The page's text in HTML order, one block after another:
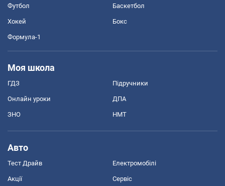
Футбол Баскетбол
Хокей Бокс
Формула-1
Моя школа
ГДЗ Підручники
Онлайн уроки ДПА
ЗНО НМТ
Авто
Тест Драйв Електромобілі
Акції Сервіс